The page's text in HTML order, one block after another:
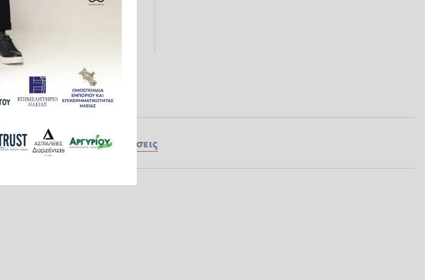
πρώτοι όλες τιςΕιδήσεις